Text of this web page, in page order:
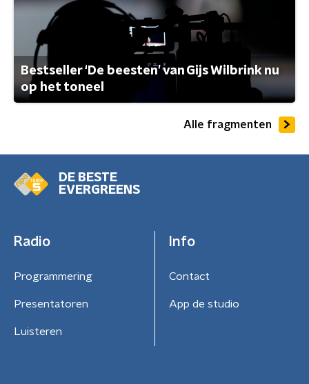
Bestseller ‘De beesten’ van Gijs Wilbrink nu
op het toneel
Alle fragmenten
DE BESTE
EVERGREENS
Radio
Programmering
Presentatoren
Luisteren
Info
Contact
App de studio